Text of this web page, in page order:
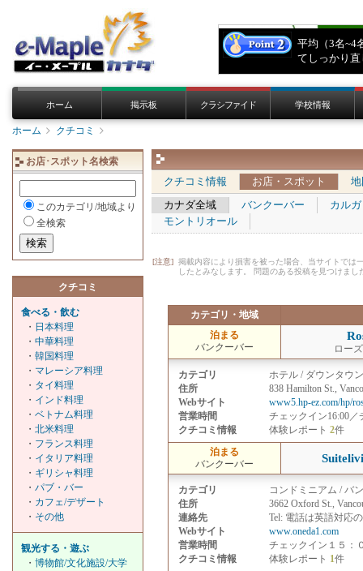
ホーム 掲示板 クラシファイド 学校情報
ホーム クチコミ
お店･スポット名検索
このカテゴリ/地域より
全検索
クチコミ
食べる・飲む
・ 日本料理
・ 中華料理
・ 韓国料理
・ マレーシア料理
・ タイ料理
・ インド料理
・ ベトナム料理
・ 北米料理
・ フランス料理
・ イタリア料理
・ ギリシャ料理
・ パブ・バー
・ カフェ/デザート
・ その他
観光する・遊ぶ
・ 博物館/文化施設/大学
クチコミ情報 お店・スポット
カナダ全域
バンクーバー
カル
モントリオール
[注意] 掲載内容により損害を被った場合、当サイトでは
したとみなします。 問題のある投稿を見つけま
カテゴリ・地域
泊まる
バンクーバー
ロー
カテゴリ
ホテル / ダウンタウン
住所
838 Hamilton St.,
Webサイト
www5.hp-ez.com/hp/
営業時間
チェックイン16:00／
クチコミ情報
体験レポート 2件
泊まる
バンクーバー
カテゴリ
コンドミニアム / バ
住所
3662 Oxford St.,
連絡先
Tel: 電話は英語対応
Webサイト
www.oneda1.com
営業時間
チェックイン１５：
クチコミ情報
体験レポート 1件